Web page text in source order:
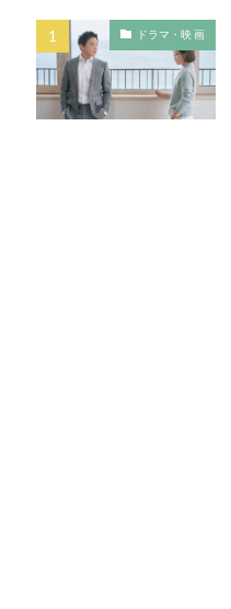
ドラマ・映 画